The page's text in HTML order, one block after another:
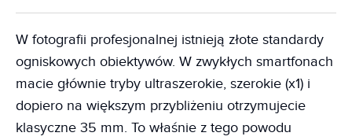
W fotografii profesjonalnej istnieją złote standardy
ogniskowych obiektywów. W zwykłych smartfonach
macie głównie tryby ultraszerokie, szerokie (x1) i
dopiero na większym przybliżeniu otrzymujecie
klasyczne 35 mm. To właśnie z tego powodu